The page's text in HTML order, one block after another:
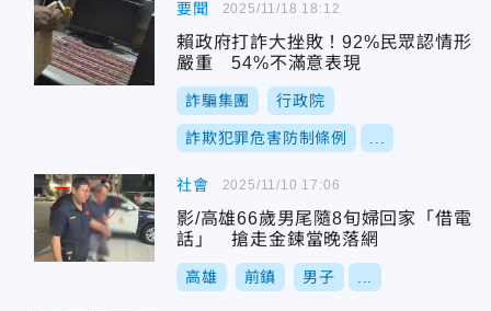
要聞
賴政府打詐大挫敗！92%民眾認情形
嚴重 54%不滿意表現
詐騙集團 行政院
詐欺犯罪危害防制條例
2025/11/18 18:12
社會
影/高雄66歲男尾隨8旬婦回家「借電
話」 搶走金鍊當晚落網
高雄 前鎮 男子
2025/11/10 17:06